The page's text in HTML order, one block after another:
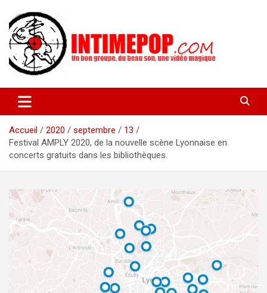
contenu
intimepop.com
actuelles pop rock, post-rock, indé sur Lyon. rock pop concert
lyon
Accueil
2020 septembre
13
Festival AMPLY 2020, de la nouvelle scène Lyonnaise en
concerts gratuits dans les bibliothèques.